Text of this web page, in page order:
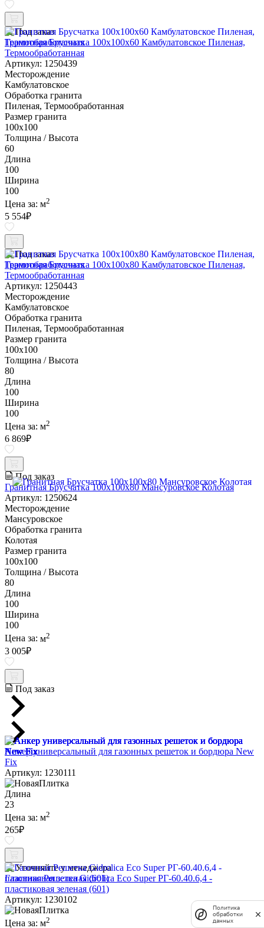
Под заказ
Гранитная Брусчатка 100х100x60 Камбулатовское Пиленая,
Термообработанная
Артикул: 1250439
Месторождение
Камбулатовское
Обработка гранита
Пиленая, Термообработанная
Размер гранита
100х100
Толщина / Высота
60
Длина
100
Ширина
100
Цена за: м2
5 554₽
Под заказ
Гранитная Брусчатка 100х100x80 Камбулатовское Пиленая,
Термообработанная
Артикул: 1250443
Месторождение
Камбулатовское
Обработка гранита
Пиленая, Термообработанная
Размер гранита
100х100
Толщина / Высота
80
Длина
100
Ширина
100
Цена за: м2
6 869₽
Под заказ
Гранитная Брусчатка 100х100x80 Мансуровское Колотая
Артикул: 1250624
Месторождение
Мансуровское
Обработка гранита
Колотая
Размер гранита
100х100
Толщина / Высота
80
Длина
100
Ширина
100
Цена за: м2
3 005₽
Под заказ
Анкер универсальный для газонных решеток и бордюра New
Fix
Артикул: 1230111
Длина
23
Цена за: м2
265₽
Уточняйте у менеджера
Газонная Решетка Gidrolica Eco Super РГ-60.40.6,4 -
пластиковая зеленая (601)
Артикул: 1230102
Цена за: м2
Политика
обработки
данных